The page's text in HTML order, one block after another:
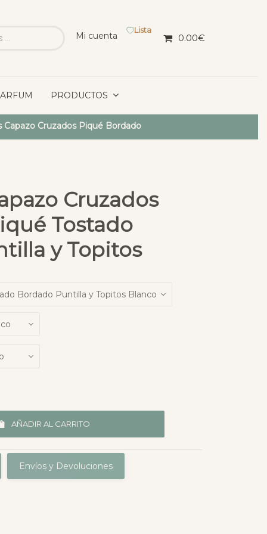
Mi cuenta
Lista
0.00€
PRODUCTOS
Capazo Cruzados Piqué Bordado
Cruzados
Tostado
y Topitos
AÑADIR AL CARRITO
Envíos y Devoluciones